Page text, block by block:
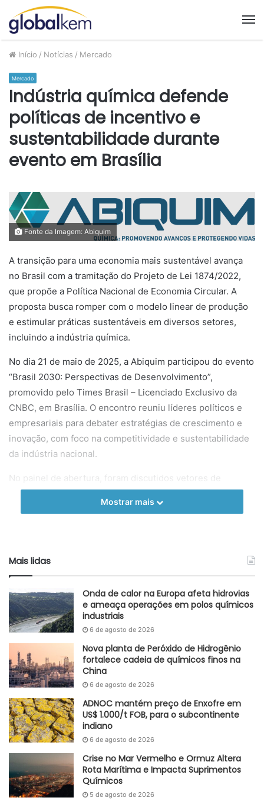
Início / Notícias / Mercado
Mercado
Indústria química defende
políticas de incentivo e
sustentabilidade durante
evento em Brasília
Fonte da Imagem: Abiquim
A transição para uma economia mais sustentável avança
no Brasil com a tramitação do Projeto de Lei 1874/2022,
que propõe a Política Nacional de Economia Circular. A
proposta busca romper com o modelo linear de produção
e estimular práticas sustentáveis em diversos setores,
incluindo a indústria química.
No dia 21 de maio de 2025, a Abiquim participou do evento
“Brasil 2030: Perspectivas de Desenvolvimento”,
promovido pelo Times Brasil – Licenciado Exclusivo da
CNBC, em Brasília. O encontro reuniu líderes políticos e
empresariais para debater estratégias de crescimento e
inovação, com foco na competitividade e sustentabilidade
da indústria nacional.
No painel de abertura, foram discutidos vetores de
crescimento sustentável e desafios institucionais. André
frete internacional e a elevada carga tributária. Ele
necessidade de ampliar o acesso a matérias-primas
competitivas, especialmente gás natural.
Passos também citou o Projeto de Lei 892/2025, que cria o
Programa Especial de Sustentabilidade da Indústria
Química (PRESIQ), como fundamental para o
fortalecimento do setor.
Daniela Manique, CEO da Rhodia América Latina e
presidente do Conselho da Abiquim, expressou
preocupação com a baixa capacidade de operação das
indústrias químicas no Brasil, atualmente entre 60% e 65%
(vale ressaltar que a indústria química representa 11% do
PIB industrial). Ela destacou o potencial nacional na
Mostrar mais
Mais lidas
Onda de calor na Europa afeta hidrovias
e ameaça operações em polos químicos
industriais
6 de agosto de 2026
Nova planta de Peróxido de Hidrogênio
fortalece cadeia de químicos finos na
China
6 de agosto de 2026
ADNOC mantém preço de Enxofre em
US$ 1.000/t FOB, para o subcontinente
indiano
6 de agosto de 2026
Crise no Mar Vermelho e Ormuz Altera
Rota Marítima e Impacta Suprimentos
Químicos
5 de agosto de 2026